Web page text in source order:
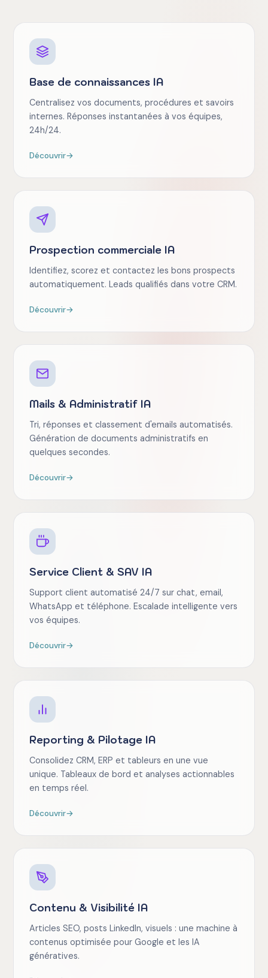
Base de connaissances IA
Centralisez vos documents, procédures et savoirs
internes. Réponses instantanées à vos équipes,
24h/24.
Découvrir→
Prospection commerciale IA
Identifiez, scorez et contactez les bons prospects
automatiquement. Leads qualifiés dans votre CRM.
Découvrir→
Mails & Administratif IA
Tri, réponses et classement d'emails automatisés.
Génération de documents administratifs en
quelques secondes.
Découvrir→
Service Client & SAV IA
Support client automatisé 24/7 sur chat, email,
WhatsApp et téléphone. Escalade intelligente vers
vos équipes.
Découvrir→
Reporting & Pilotage IA
Consolidez CRM, ERP et tableurs en une vue
unique. Tableaux de bord et analyses actionnables
en temps réel.
Découvrir→
Contenu & Visibilité IA
Articles SEO, posts LinkedIn, visuels : une machine à
contenus optimisée pour Google et les IA
génératives.